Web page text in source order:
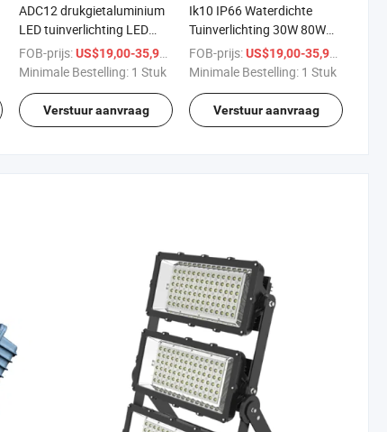
/ Stuk
ADC12 drukgietaluminium
LED tuinverlichting LED
paalverlichting
FOB-prijs:US$19,00-35,99
/ Stuk
Minimale Bestelling: 1 Stuk
Verstuur aanvraag
Ik10 IP66 Waterdichte
Tuinverlichting 30W 80W
120W 150W
Landschapsverlichting
FOB-prijs:US$19,00-35,99
Minimale Bestelling: 1 Stuk
Verstuur aanvraag